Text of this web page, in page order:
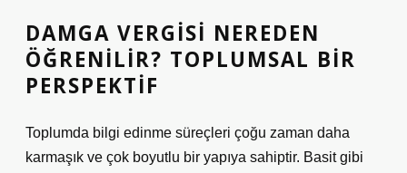
DAMGA VERGISI NEREDEN
ÖĞRENILIR? TOPLUMSAL BIR
PERSPEKTIF
Toplumda bilgi edinme süreçleri çoğu zaman daha
karmaşık ve çok boyutlu bir yapıya sahiptir. Basit gibi